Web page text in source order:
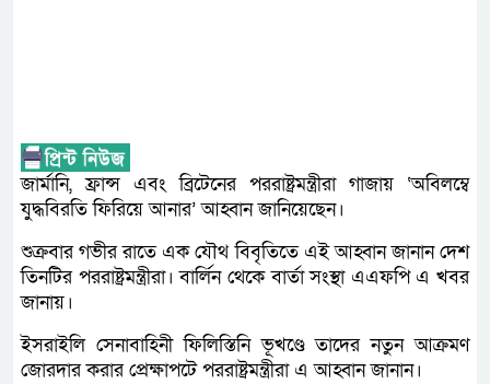
জার্মানি, ফ্রান্স এবং ব্রিটেনের পররাষ্ট্রমন্ত্রীরা গাজায় ‘অবিলম্বে
যুদ্ধবিরতি ফিরিয়ে আনার’ আহ্বান জানিয়েছেন।
শুক্রবার গভীর রাতে এক যৌথ বিবৃতিতে এই আহ্বান জানান দেশ
তিনটির পররাষ্ট্রমন্ত্রীরা। বার্লিন থেকে বার্তা সংস্থা এএফপি এ খবর
জানায়।
ইসরাইলি সেনাবাহিনী ফিলিস্তিনি ভূখণ্ডে তাদের নতুন আক্রমণ
জোরদার করার প্রেক্ষাপটে পররাষ্ট্রমন্ত্রীরা এ আহ্বান জানান।